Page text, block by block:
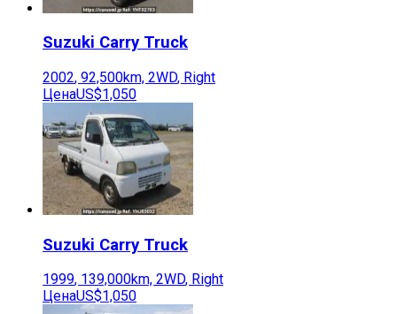
Suzuki Carry Truck
2002, 92,500km, 2WD, Right
ЦенаUS$1,050
Suzuki Carry Truck
1999, 139,000km, 2WD, Right
ЦенаUS$1,050